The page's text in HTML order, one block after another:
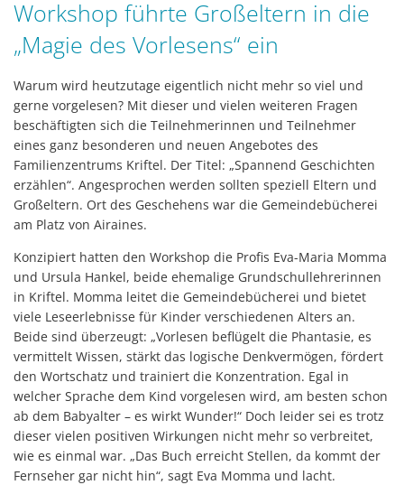
Workshop führte Großeltern in die
„Magie des Vorlesens“ ein
Warum wird heutzutage eigentlich nicht mehr so viel und
gerne vorgelesen? Mit dieser und vielen weiteren Fragen
beschäftigten sich die Teilnehmerinnen und Teilnehmer
eines ganz besonderen und neuen Angebotes des
Familienzentrums Kriftel. Der Titel: „Spannend Geschichten
erzählen“. Angesprochen werden sollten speziell Eltern und
Großeltern. Ort des Geschehens war die Gemeindebücherei
am Platz von Airaines.
Konzipiert hatten den Workshop die Profis Eva-Maria Momma
und Ursula Hankel, beide ehemalige Grundschullehrerinnen
in Kriftel. Momma leitet die Gemeindebücherei und bietet
viele Leseerlebnisse für Kinder verschiedenen Alters an.
Beide sind überzeugt: „Vorlesen beflügelt die Phantasie, es
vermittelt Wissen, stärkt das logische Denkvermögen, fördert
den Wortschatz und trainiert die Konzentration. Egal in
welcher Sprache dem Kind vorgelesen wird, am besten schon
ab dem Babyalter – es wirkt Wunder!“ Doch leider sei es trotz
dieser vielen positiven Wirkungen nicht mehr so verbreitet,
wie es einmal war. „Das Buch erreicht Stellen, da kommt der
Fernseher gar nicht hin“, sagt Eva Momma und lacht.